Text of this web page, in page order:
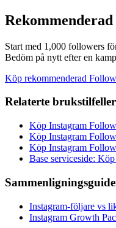
Start med 1,000 followers
Bedöm på nytt efter en
Köp rekommenderad
Relaterte brukstilfeller
Köp Instagram
Köp Instagram
Köp Instagram
Base serviceside:
Instagram-följare vs
Instagram Growth